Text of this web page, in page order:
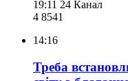
19:11 24 Канал
4 8541
14:16
Треба